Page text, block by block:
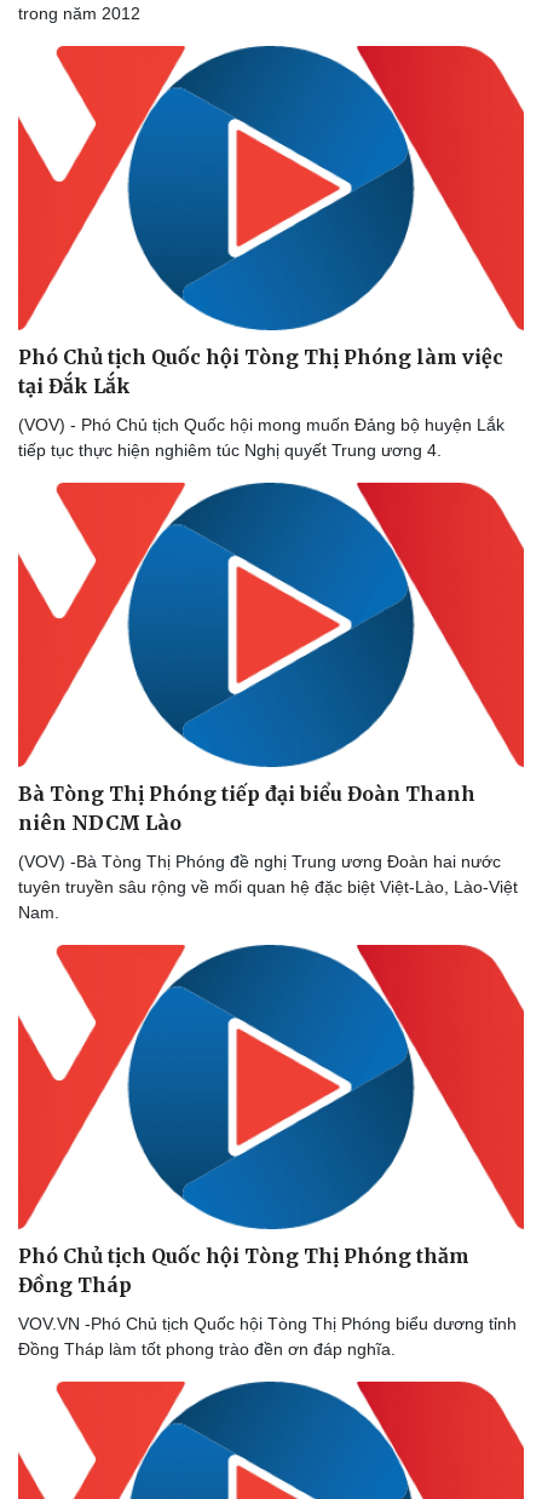
Thế giới thể thao
eSports
Hậu trường
trong năm 2012
Phó Chủ tịch Quốc hội Tòng Thị Phóng làm việc
tại Đắk Lắk
(VOV) - Phó Chủ tịch Quốc hội mong muốn Đảng bộ huyện Lắk
tiếp tục thực hiện nghiêm túc Nghị quyết Trung ương 4.
Bà Tòng Thị Phóng tiếp đại biểu Đoàn Thanh
niên NDCM Lào
(VOV) -Bà Tòng Thị Phóng đề nghị Trung ương Đoàn hai nước
tuyên truyền sâu rộng về mối quan hệ đặc biệt Việt-Lào, Lào-Việt
Nam.
Phó Chủ tịch Quốc hội Tòng Thị Phóng thăm
Đồng Tháp
VOV.VN -Phó Chủ tịch Quốc hội Tòng Thị Phóng biểu dương tỉnh
Đồng Tháp làm tốt phong trào đền ơn đáp nghĩa.